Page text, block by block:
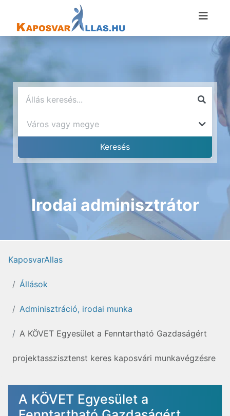
Irodai adminisztrátor
KaposvarAllas
Állások
Adminisztráció, irodai munka
A KÖVET Egyesület a Fenntartható Gazdaságért
projektasszisztenst keres kaposvári munkavégzésre
A KÖVET Egyesület a